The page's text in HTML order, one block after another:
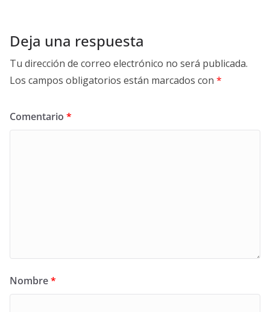
Deja una respuesta
Tu dirección de correo electrónico no será publicada.
Los campos obligatorios están marcados con *
Comentario *
Nombre*